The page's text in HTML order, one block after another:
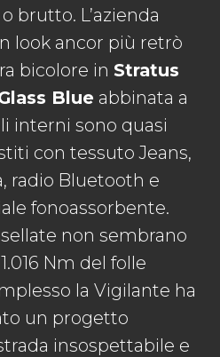
brutto. L’azienda
look ancor più retrò
bicolore in Stratus
Blue abbinata a
interni sono quasi
con tessuto Jeans,
radio Bluetooth e
fonoassorbente.
non sembrano
Nm del folle
la Vigilante ha
un progetto
insospettabile e